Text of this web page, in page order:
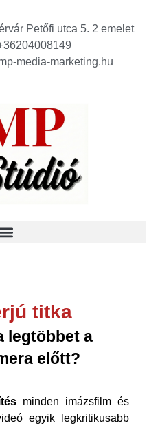
Petőfi utca 5. 2 emelet
media-marketing.hu
titka
legtöbbet a
előtt?
minden imázsfilm és
egyik legkritikusabb